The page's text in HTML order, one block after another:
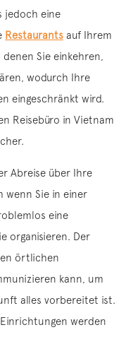
jedoch eine
Restaurants auf Ihrem
Sie einkehren,
wodurch Ihre
eingeschränkt wird.
Reisebüro in Vietnam
Abreise über Ihre
wenn Sie in einer
eine
organisieren. Der
örtlichen
kann, um
alles vorbereitet ist.
werden